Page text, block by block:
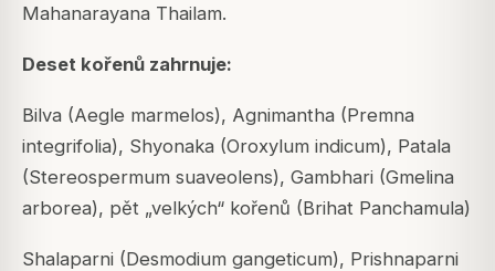
Mahanarayana Thailam.
Deset kořenů zahrnuje:
Bilva (Aegle marmelos), Agnimantha (Premna
integrifolia), Shyonaka (Oroxylum indicum), Patala
(Stereospermum suaveolens), Gambhari (Gmelina
arborea), pět „velkých“ kořenů (Brihat Panchamula)
Shalaparni (Desmodium gangeticum), Prishnaparni